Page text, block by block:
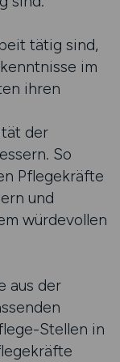
tätig sind,
im
ihren
der
So
Pflegekräfte
und
würdevollen
aus der
Stellen in